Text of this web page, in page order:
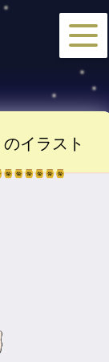
のイラスト